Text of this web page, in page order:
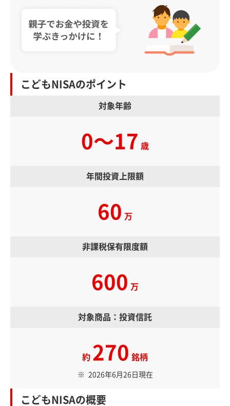
こどもNISAのポイント
対象年齢
0～17 歳
年間投資上限額
60 万
非課税保有限度額
600 万
対象商品：投資信託
約 270 銘柄
2026年6月26日現在
こどもNISAの概要